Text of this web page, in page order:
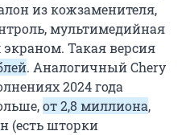
из кожзаменителя,
мультимедийная
Такая версия
. Аналогичный Chery
2024 года
от 2,8 миллиона,
(есть шторки